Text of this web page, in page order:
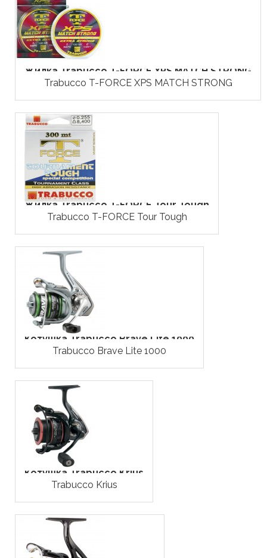
Жилка Trabucco T-FORCE XPS MATCH STRONG
Trabucco T-FORCE XPS MATCH STRONG
Жилка Trabucco T-FORCE Tour Tough
Trabucco T-FORCE Tour Tough
Котушка Trabucco Brave Lite 1000
Trabucco Brave Lite 1000
Котушка Trabucco Krius
Trabucco Krius